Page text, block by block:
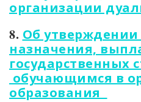
организации
8. Об
назначения,
государственных
обучающимся в
образования